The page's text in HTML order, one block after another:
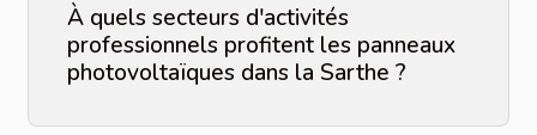
À quels secteurs d'activités
professionnels profitent les panneaux
photovoltaïques dans la Sarthe ?